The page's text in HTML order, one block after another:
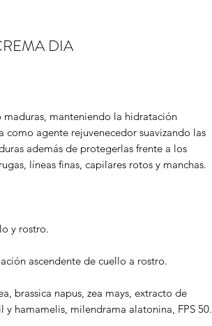
DIA
manteniendo la hidratación
agente rejuvenecedor suavizando las
además de protegerlas frente a los
líneas finas, capilares rotos y manchas.
y rostro.
ascendente de cuello a rostro.
brassica napus, zea mays, extracto de
hamamelis, milendrama alatonina, FPS 50.